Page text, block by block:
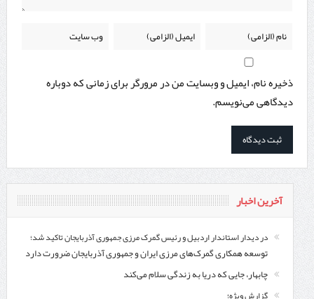
ذخیره نام، ایمیل و وبسایت من در مرورگر برای زمانی که دوباره
دیدگاهی می‌نویسم.
آخرین اخبار
در دیدار استاندار اردبیل و رئیس گمرک مرزی جمهوری آذربایجان تاکید شد؛
توسعه همکاری گمرک‌های مرزی ایران و جمهوری آذربایجان ضرورت دارد
چابهار، جایی که دریا به زندگی سلام می‌کند
گزارش ویژه؛